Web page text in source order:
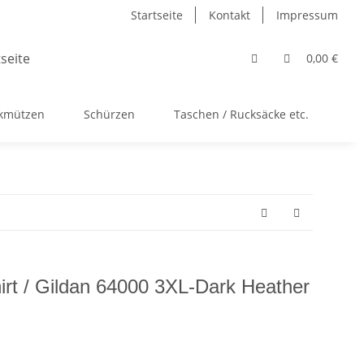
Startseite Kontakt Impressum
0,00 €
Schürzen Taschen / Rucksäcke etc.
/ Gildan 64000 3XL-Dark Heather